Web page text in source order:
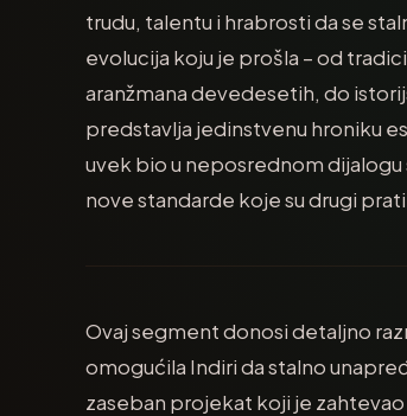
trudu, talentu i hrabrosti da se
evolucija koju je prošla – od
aranžmana devedesetih, do
predstavlja jedinstvenu hroniku
uvek bio u neposrednom dijalogu
nove standarde koje su drugi
Ovaj segment donosi detaljno
omogućila Indiri da stalno
zaseban projekat koji je